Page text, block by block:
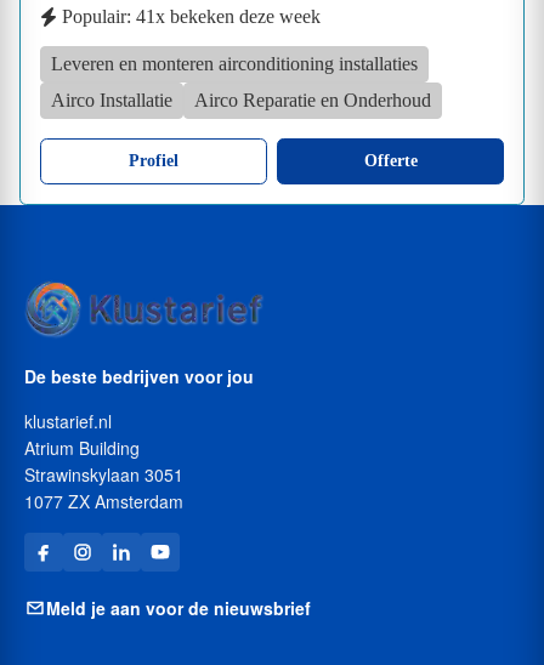
Populair: 41x bekeken deze week
Leveren en monteren airconditioning installaties
Airco Installatie
Airco Reparatie en Onderhoud
Profiel Offerte
De beste bedrijven voor jou
klustarief.nl
Atrium Building
Strawinskylaan 3051
1077 ZX Amsterdam
Meld je aan voor de nieuwsbrief